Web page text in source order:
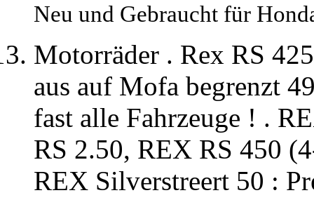
Neu und Gebraucht für
Motorräder . Rex RS
aus auf Mofa begrenzt
fast alle Fahrzeuge ! .
RS 2.50, REX RS 450
REX Silverstreert 50 :